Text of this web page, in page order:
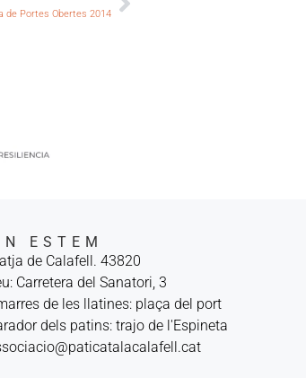
de Portes Obertes 2014
ESTEM
de Calafell. 43820
Carretera del Sanatori, 3
de les llatines: plaça del port
dels patins: trajo de l'Espineta